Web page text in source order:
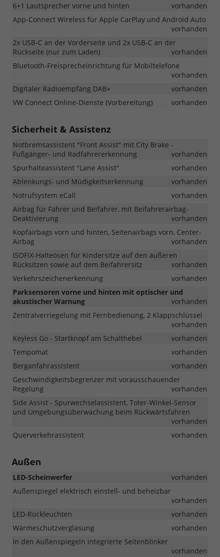
6+1 Lautsprecher vorne und hinten
vorhanden
App-Connect Wireless für Apple CarPlay und Android Auto
vorhanden
2x USB-C an der Vorderseite und 2x USB-C an der
Rückseite (nur zum Laden)
vorhanden
Bluetooth-Freisprecheinrichtung für Mobiltelefone
vorhanden
Digitaler Radioempfang DAB+
vorhanden
VW Connect Online-Dienste (Vorbereitung)
vorhanden
Sicherheit & Assistenz
Notbremsassistent "Front Assist" mit City Brake -
Fußgänger- und Radfahrererkennung
vorhanden
Spurhalteassistent "Lane Assist"
vorhanden
Ablenkungs- und Müdigkeitserkennung
vorhanden
Notrufsystem eCall
vorhanden
Airbag für Fahrer und Beifahrer, mit Beifahrerairbag-
Deaktivierung
vorhanden
Kopfairbags vorn und hinten, Seitenairbags vorn, Center-
Airbag
vorhanden
ISOFIX-Halteösen für Kindersitze auf den äußeren
Rücksitzen sowie auf dem Beifahrersitz
vorhanden
Verkehrszeichenerkennung
vorhanden
Parksensoren vorne und hinten mit optischer und
akustischer Warnung
vorhanden
Zentralverriegelung mit Fernbedienung, 2 Klappschlüssel
vorhanden
Keyless Go - Startknopf am Schalthebel
vorhanden
Tempomat
vorhanden
Berganfahrassistent
vorhanden
Geschwindigkeitsbegrenzer mit vorausschauender
Regelung
vorhanden
Side Assist - Spurwechselassistent, Toter-Winkel-Sensor
und Umgebungsüberwachung beim Rückwärtsfahren
vorhanden
Querverkehrassistent
vorhanden
Außen
LED-Scheinwerfer
vorhanden
Außenspiegel elektrisch einstell- und beheizbar
vorhanden
LED-Rückleuchten
vorhanden
Wärmeschutzverglasung
vorhanden
In den Außenspiegeln integrierte Seitenblinker
vorhanden